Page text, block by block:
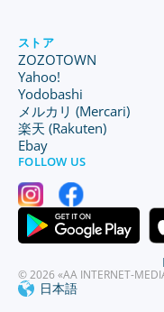
ストア
ZOZOTOWN
Yahoo!
Yodobashi
メルカリ (Mercari)
楽天 (Rakuten)
Ebay
FOLLOW US
© 2026 «AA INTERNET-
日本語